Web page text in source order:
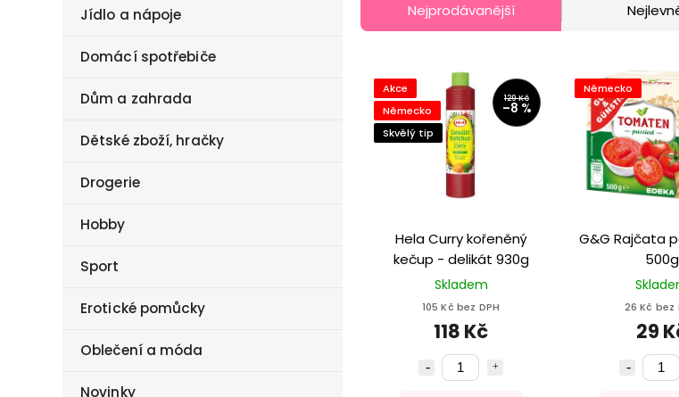
Jídlo a nápoje
Domácí spotřebiče
Dům a zahrada
Dětské zboží, hračky
Drogerie
Hobby
Sport
Erotické pomůcky
Oblečení a móda
Novinky
Nejprodávanější
Akce
Německo
Skvělý tip
129 Kč
–8 %
Hela Curry kořeněný
kečup - delikát 930g
Skladem
105 Kč bez DPH
118 Kč
Německo
G&G Rajčata
500g
26 Kč bez
29